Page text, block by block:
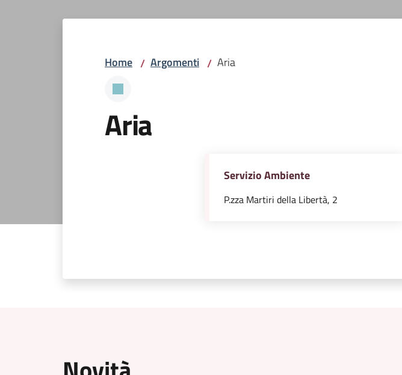
Home / Argomenti / Aria
Aria
Servizio Ambiente
P.zza Martiri della Libertà, 2